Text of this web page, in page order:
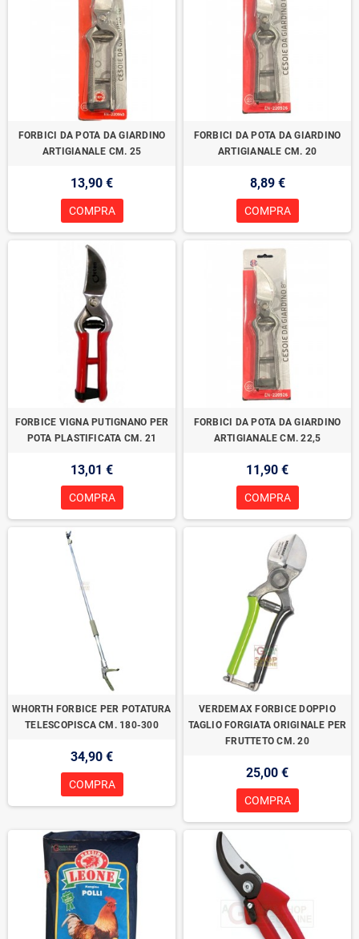
FORBICI DA POTA DA GIARDINO
ARTIGIANALE CM. 25
13,90 €
COMPRA
FORBICI DA POTA DA GIARDINO
ARTIGIANALE CM. 20
8,89 €
COMPRA
FORBICE VIGNA PUTIGNANO PER
POTA PLASTIFICATA CM. 21
13,01 €
COMPRA
FORBICI DA POTA DA GIARDINO
ARTIGIANALE CM. 22,5
11,90 €
COMPRA
WHORTH FORBICE PER POTATURA
TELESCOPISCA CM. 180-300
34,90 €
COMPRA
VERDEMAX FORBICE DOPPIO
TAGLIO FORGIATA ORIGINALE PER
FRUTTETO CM. 20
25,00 €
COMPRA